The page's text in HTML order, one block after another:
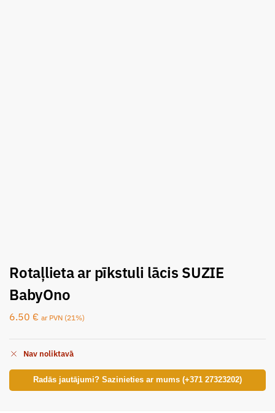
Rotaļlieta ar pīkstuli lācis SUZIE
BabyOno
6.50 € ar PVN (21%)
Nav noliktavā
Radās jautājumi? Sazinieties ar mums (+371 27323202)